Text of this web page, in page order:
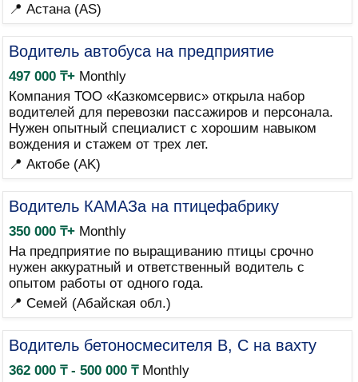
📍 Астана (AS)
Водитель автобуса на предприятие
497 000 ₸+Monthly
Компания ТОО «Казкомсервис» открыла набор
водителей для перевозки пассажиров и персонала.
Нужен опытный специалист с хорошим навыком
вождения и стажем от трех лет.
📍 Актобе (AK)
Водитель КАМАЗа на птицефабрику
350 000 ₸+Monthly
На предприятие по выращиванию птицы срочно
нужен аккуратный и ответственный водитель с
опытом работы от одного года.
📍 Семей (Абайская обл.)
Водитель бетоносмесителя B, C на вахту
362 000 ₸ - 500 000 ₸Monthly